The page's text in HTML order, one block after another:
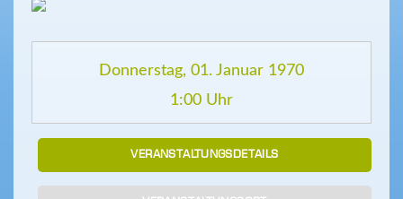
Donnerstag, 01. Januar 1970
1:00 Uhr
VERANSTALTUNGSDETAILS